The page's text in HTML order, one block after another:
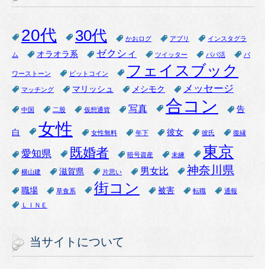
20代 30代 かおログ アプリ インスタグラ
ム オラオラ系 ゼクシィ ツイッター パパ活 パ
ワーストーン ビットコイン フェイスブック
マッチング マリッシュ メシモク メッセージ
中国 二股 仮想通貨 写真 合コン 告
白 女性 女性無料 年下 彼女 彼氏 復縁
愛知県 既婚者 暗号資産 未練 東京
横山建 滋賀県 片思い 男女比 神奈川県
職場 草食系 街コン 被害 転職
通報
ＬＩＮＥ
当サイトについて